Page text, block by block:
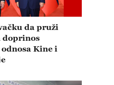
da pruži
doprinos
Kine i